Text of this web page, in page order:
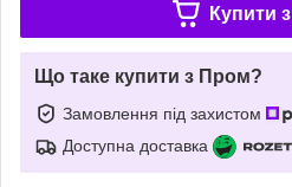
Купити з
Що таке купити з Пром?
Замовлення під захистом
Доступна доставка